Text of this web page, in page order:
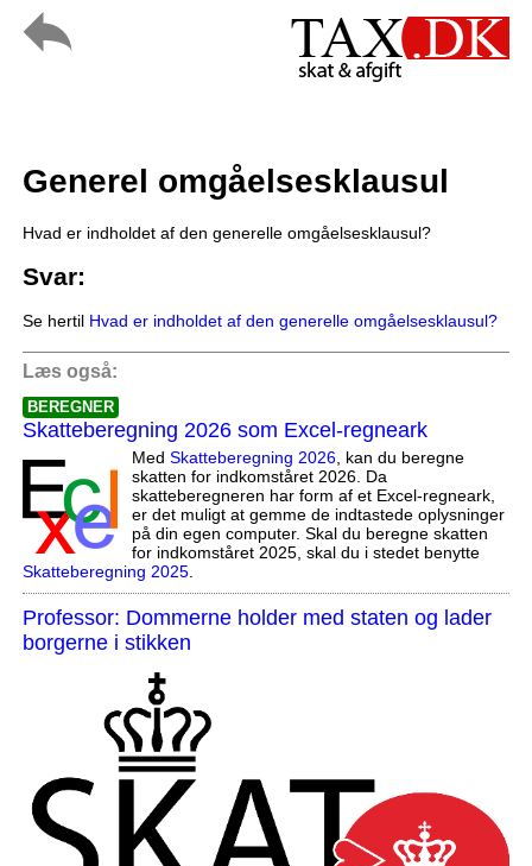
Generel omgåelsesklausul
Hvad er indholdet af den generelle omgåelsesklausul?
Svar:
Se hertil Hvad er indholdet af den generelle omgåelsesklausul?
Læs også:
BEREGNER
Skatteberegning 2026 som Excel-regneark
Med Skatteberegning 2026, kan du beregne
skatten for indkomståret 2026. Da
skatteberegneren har form af et Excel-regneark,
er det muligt at gemme de indtastede oplysninger
på din egen computer. Skal du beregne skatten
for indkomståret 2025, skal du i stedet benytte
Skatteberegning 2025.
Professor: Dommerne holder med staten og lader
borgerne i stikken